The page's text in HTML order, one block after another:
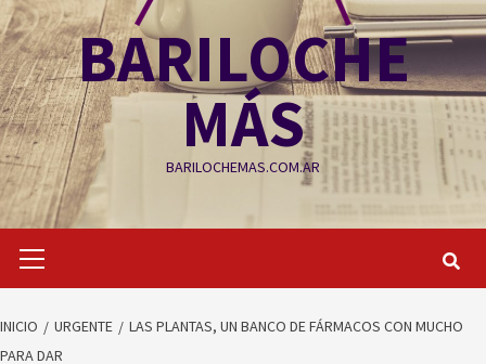
BARILOCHE
MÁS
BARILOCHEMAS.COM.AR
primario
INICIO URGENTE
LAS PLANTAS, UN BANCO DE FÁRMACOS CON MUCHO
PARA DAR